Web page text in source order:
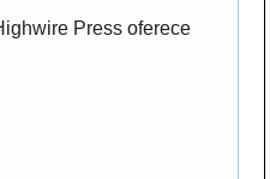
Press oferece